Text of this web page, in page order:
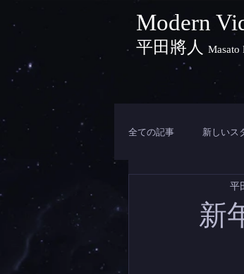
Modern
平田將人 Masato
全ての記事 新しいス
新
平